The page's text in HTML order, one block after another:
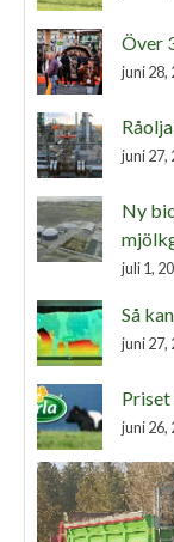
Över
juni 28,
juni 27,
Ny
juli 1,
Så
juni 27,
juni 26,